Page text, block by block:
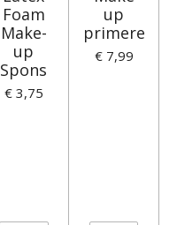
Foam
Make-
up
Spons
€ 3,75
up
primere
€ 7,99